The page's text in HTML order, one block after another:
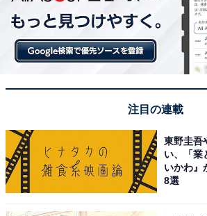
注目の連載
東野圭吾
い、「業
いかわ』
8選